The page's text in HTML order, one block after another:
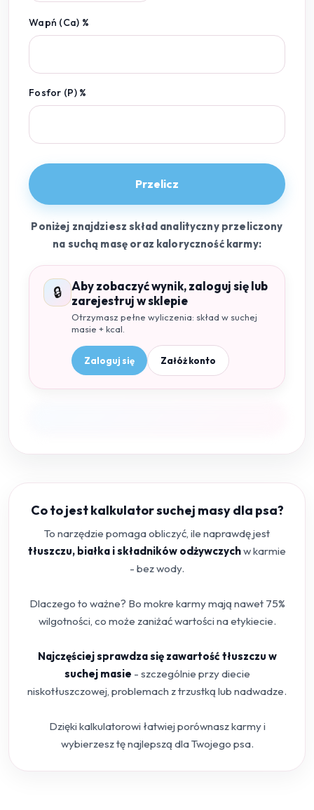
Wapń (Ca) %
Fosfor (P) %
Przelicz
Poniżej znajdziesz skład analityczny przeliczony
na suchą masę oraz kaloryczność karmy:
🔒
Aby zobaczyć wynik, zaloguj się lub
zarejestruj w sklepie
Otrzymasz pełne wyliczenia: skład w suchej
masie + kcal.
Zaloguj się Załóż konto
Co to jest kalkulator suchej masy dla psa?
To narzędzie pomaga obliczyć, ile naprawdę jest
tłuszczu, białka i składników odżywczychw karmie
- bez wody.
Dlaczego to ważne? Bo mokre karmy mają nawet 75%
wilgotności, co może zaniżać wartości na etykiecie.
Najczęściej sprawdza się zawartość tłuszczu w
suchej masie - szczególnie przy diecie
niskotłuszczowej, problemach z trzustką lub nadwadze.
Dzięki kalkulatorowi łatwiej porównasz karmy i
wybierzesz tę najlepszą dla Twojego psa.